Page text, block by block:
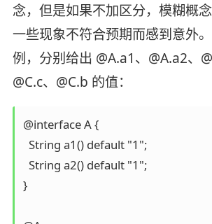
念，但是如果不加区分，模糊概
一些现象不符合预期而感到意外
例，分别给出 @A.a1、@A.a2、
@C.c、@C.b 的值：
@interface A {
  String a1() default "1";
  String a2() default "1";
}